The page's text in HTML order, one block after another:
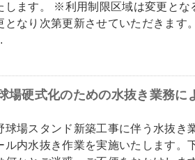
します。 ※利用制限区域は変更とな
となり次第更新させていただきます
硬式化のための水抜き業務に
場スタンド新築工事に伴う水抜き
内水抜き作業を実施いたします。